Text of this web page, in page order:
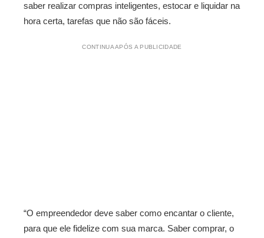
saber realizar compras inteligentes, estocar e liquidar na
hora certa, tarefas que não são fáceis.
CONTINUA APÓS A PUBLICIDADE
“O empreendedor deve saber como encantar o cliente,
para que ele fidelize com sua marca. Saber comprar, o